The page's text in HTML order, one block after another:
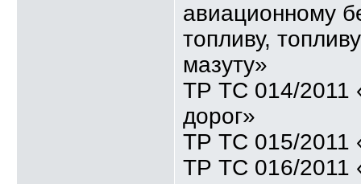
авиационному
топливу,
мазуту»
ТР ТС 014/2011
дорог»
ТР ТС 015/2011
ТР ТС 016/2011